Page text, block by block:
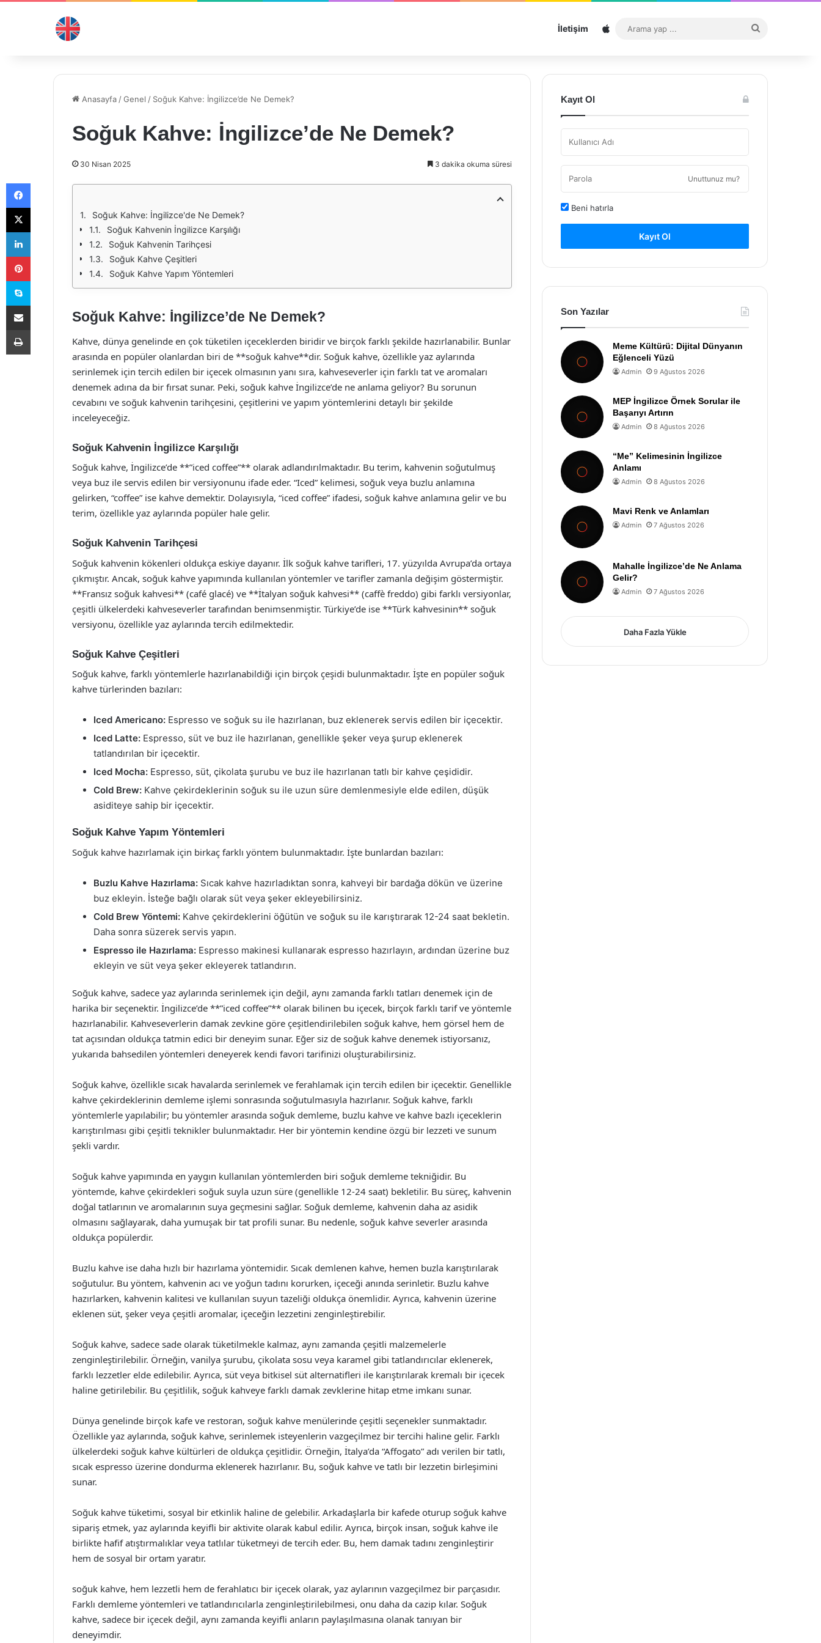
İletişim Sitemap
...
Anasayfa /Genel / Soğuk Kahve: İngilizce’de Ne Demek?
Soğuk Kahve: İngilizce’de Ne Demek?
30 Nisan 2025 3 dakika okuma süresi
Soğuk Kahve: İngilizce'de Ne Demek?
Soğuk Kahvenin İngilizce Karşılığı
Soğuk Kahvenin Tarihçesi
Soğuk Kahve Çeşitleri
Soğuk Kahve Yapım Yöntemleri
Soğuk Kahve: İngilizce’de Ne Demek?
Kahve, dünya genelinde en çok tüketilen içeceklerden biridir ve birçok farklı şekilde hazırlanabilir. Bunlar
arasında en popüler olanlardan biri de **soğuk kahve**dir. Soğuk kahve, özellikle yaz aylarında
serinlemek için tercih edilen bir içecek olmasının yanı sıra, kahveseverler için farklı tat ve aromaları
denemek adına da bir fırsat sunar. Peki, soğuk kahve İngilizce’de ne anlama geliyor? Bu sorunun
cevabını ve soğuk kahvenin tarihçesini, çeşitlerini ve yapım yöntemlerini detaylı bir şekilde
inceleyeceğiz.
Soğuk Kahvenin İngilizce Karşılığı
Soğuk kahve, İngilizce’de **”iced coffee”** olarak adlandırılmaktadır. Bu terim, kahvenin soğutulmuş
veya buz ile servis edilen bir versiyonunu ifade eder. “Iced” kelimesi, soğuk veya buzlu anlamına
gelirken, “coffee” ise kahve demektir. Dolayısıyla, “iced coffee” ifadesi, soğuk kahve anlamına gelir ve bu
terim, özellikle yaz aylarında popüler hale gelir.
Soğuk Kahvenin Tarihçesi
Soğuk kahvenin kökenleri oldukça eskiye dayanır. İlk soğuk kahve tarifleri, 17. yüzyılda Avrupa’da ortaya
çıkmıştır. Ancak, soğuk kahve yapımında kullanılan yöntemler ve tarifler zamanla değişim göstermiştir.
**Fransız soğuk kahvesi** (café glacé) ve **İtalyan soğuk kahvesi** (caffè freddo) gibi farklı versiyonlar,
çeşitli ülkelerdeki kahveseverler tarafından benimsenmiştir. Türkiye’de ise **Türk kahvesinin** soğuk
versiyonu, özellikle yaz aylarında tercih edilmektedir.
Soğuk Kahve Çeşitleri
Soğuk kahve, farklı yöntemlerle hazırlanabildiği için birçok çeşidi bulunmaktadır. İşte en popüler soğuk
kahve türlerinden bazıları:
Iced Americano: Espresso ve soğuk su ile hazırlanan, buz eklenerek servis edilen bir içecektir.
Iced Latte: Espresso, süt ve buz ile hazırlanan, genellikle şeker veya şurup eklenerek
tatlandırılan bir içecektir.
Iced Mocha: Espresso, süt, çikolata şurubu ve buz ile hazırlanan tatlı bir kahve çeşididir.
Cold Brew: Kahve çekirdeklerinin soğuk su ile uzun süre demlenmesiyle elde edilen, düşük
asiditeye sahip bir içecektir.
Soğuk Kahve Yapım Yöntemleri
Soğuk kahve hazırlamak için birkaç farklı yöntem bulunmaktadır. İşte bunlardan bazıları:
Buzlu Kahve Hazırlama: Sıcak kahve hazırladıktan sonra, kahveyi bir bardağa dökün ve üzerine
buz ekleyin. İsteğe bağlı olarak süt veya şeker ekleyebilirsiniz.
Cold Brew Yöntemi: Kahve çekirdeklerini öğütün ve soğuk su ile karıştırarak 12-24 saat bekletin.
Daha sonra süzerek servis yapın.
Espresso ile Hazırlama: Espresso makinesi kullanarak espresso hazırlayın, ardından üzerine buz
ekleyin ve süt veya şeker ekleyerek tatlandırın.
Soğuk kahve, sadece yaz aylarında serinlemek için değil, aynı zamanda farklı tatları denemek için de
harika bir seçenektir. İngilizce’de **”iced coffee”** olarak bilinen bu içecek, birçok farklı tarif ve yöntemle
hazırlanabilir. Kahveseverlerin damak zevkine göre çeşitlendirilebilen soğuk kahve, hem görsel hem de
tat açısından oldukça tatmin edici bir deneyim sunar. Eğer siz de soğuk kahve denemek istiyorsanız,
yukarıda bahsedilen yöntemleri deneyerek kendi favori tarifinizi oluşturabilirsiniz.
Soğuk kahve, özellikle sıcak havalarda serinlemek ve ferahlamak için tercih edilen bir içecektir. Genellikle
kahve çekirdeklerinin demleme işlemi sonrasında soğutulmasıyla hazırlanır. Soğuk kahve, farklı
yöntemlerle yapılabilir; bu yöntemler arasında soğuk demleme, buzlu kahve ve kahve bazlı içeceklerin
karıştırılması gibi çeşitli teknikler bulunmaktadır. Her bir yöntemin kendine özgü bir lezzeti ve sunum
şekli vardır.
Soğuk kahve yapımında en yaygın kullanılan yöntemlerden biri soğuk demleme tekniğidir. Bu
yöntemde, kahve çekirdekleri soğuk suyla uzun süre (genellikle 12-24 saat) bekletilir. Bu süreç, kahvenin
doğal tatlarının ve aromalarının suya geçmesini sağlar. Soğuk demleme, kahvenin daha az asidik
olmasını sağlayarak, daha yumuşak bir tat profili sunar. Bu nedenle, soğuk kahve severler arasında
oldukça popülerdir.
Buzlu kahve ise daha hızlı bir hazırlama yöntemidir. Sıcak demlenen kahve, hemen buzla karıştırılarak
soğutulur. Bu yöntem, kahvenin acı ve yoğun tadını korurken, içeceği anında serinletir. Buzlu kahve
hazırlarken, kahvenin kalitesi ve kullanılan suyun tazeliği oldukça önemlidir. Ayrıca, kahvenin üzerine
eklenen süt, şeker veya çeşitli aromalar, içeceğin lezzetini zenginleştirebilir.
Soğuk kahve, sadece sade olarak tüketilmekle kalmaz, aynı zamanda çeşitli malzemelerle
zenginleştirilebilir. Örneğin, vanilya şurubu, çikolata sosu veya karamel gibi tatlandırıcılar eklenerek,
farklı lezzetler elde edilebilir. Ayrıca, süt veya bitkisel süt alternatifleri ile karıştırılarak kremalı bir içecek
haline getirilebilir. Bu çeşitlilik, soğuk kahveye farklı damak zevklerine hitap etme imkanı sunar.
Dünya genelinde birçok kafe ve restoran, soğuk kahve menülerinde çeşitli seçenekler sunmaktadır.
Özellikle yaz aylarında, soğuk kahve, serinlemek isteyenlerin vazgeçilmez bir tercihi haline gelir. Farklı
ülkelerdeki soğuk kahve kültürleri de oldukça çeşitlidir. Örneğin, İtalya’da “Affogato” adı verilen bir tatlı,
sıcak espresso üzerine dondurma eklenerek hazırlanır. Bu, soğuk kahve ve tatlı bir lezzetin birleşimini
sunar.
Soğuk kahve tüketimi, sosyal bir etkinlik haline de gelebilir. Arkadaşlarla bir kafede oturup soğuk kahve
sipariş etmek, yaz aylarında keyifli bir aktivite olarak kabul edilir. Ayrıca, birçok insan, soğuk kahve ile
birlikte hafif atıştırmalıklar veya tatlılar tüketmeyi de tercih eder. Bu, hem damak tadını zenginleştirir
hem de sosyal bir ortam yaratır.
soğuk kahve, hem lezzetli hem de ferahlatıcı bir içecek olarak, yaz aylarının vazgeçilmez bir parçasıdır.
Farklı demleme yöntemleri ve tatlandırıcılarla zenginleştirilebilmesi, onu daha da cazip kılar. Soğuk
kahve, sadece bir içecek değil, aynı zamanda keyifli anların paylaşılmasına olanak tanıyan bir
deneyimdir.
Kayıt Ol
Unuttunuz mu?
Beni hatırla
Kayıt Ol
Son Yazılar
Meme Kültürü: Dijital Dünyanın
Eğlenceli Yüzü
Admin 9 Ağustos 2026
MEP İngilizce Örnek Sorular ile
Başarıyı Artırın
Admin 8 Ağustos 2026
“Me” Kelimesinin İngilizce
Anlamı
Admin 8 Ağustos 2026
Mavi Renk ve Anlamları
Admin 7 Ağustos 2026
Mahalle İngilizce’de Ne Anlama
Gelir?
Admin 7 Ağustos 2026
Daha Fazla Yükle
Facebook
X
LinkedIn
Pinterest
Skype
E-Posta ile paylaş